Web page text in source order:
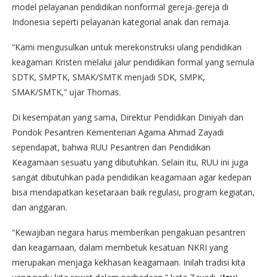
model pelayanan pendidikan nonformal gereja-gereja di
Indonesia seperti pelayanan kategorial anak dan remaja.
“Kami mengusulkan untuk merekonstruksi ulang pendidikan
keagaman Kristen melalui jalur pendidikan formal yang semula
SDTK, SMPTK, SMAK/SMTK menjadi SDK, SMPK,
SMAK/SMTK,” ujar Thomas.
Di kesempatan yang sama, Direktur Pendidikan Diniyah dan
Pondok Pesantren Kementerian Agama Ahmad Zayadi
sependapat, bahwa RUU Pesantren dan Pendidikan
Keagamaan sesuatu yang dibutuhkan. Selain itu, RUU ini juga
sangat dibutuhkan pada pendidikan keagamaan agar kedepan
bisa mendapatkan kesetaraan baik regulasi, program kegiatan,
dan anggaran.
“Kewajiban negara harus memberikan pengakuan pesantren
dan keagamaan, dalam membetuk kesatuan NKRI yang
merupakan menjaga kekhasan keagamaan. Inilah tradisi kita